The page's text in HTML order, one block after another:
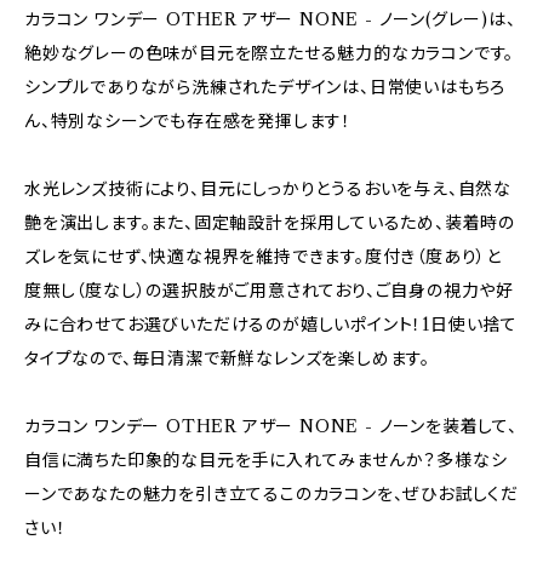
カラコン ワンデー OTHER アザー NONE - ノーン(グレー)は、
絶妙なグレーの色味が目元を際立たせる魅力的なカラコンです。
シンプルでありながら洗練されたデザインは、日常使いはもちろ
ん、特別なシーンでも存在感を発揮します！
水光レンズ技術により、目元にしっかりとうるおいを与え、自然な
艶を演出します。また、固定軸設計を採用しているため、装着時の
ズレを気にせず、快適な視界を維持できます。度付き（度あり）と
度無し（度なし）の選択肢がご用意されており、ご自身の視力や好
みに合わせてお選びいただけるのが嬉しいポイント！1日使い捨て
タイプなので、毎日清潔で新鮮なレンズを楽しめます。
カラコン ワンデー OTHER アザー NONE - ノーンを装着して、
自信に満ちた印象的な目元を手に入れてみませんか？多様なシ
ーンであなたの魅力を引き立てるこのカラコンを、ぜひお試しくだ
さい！